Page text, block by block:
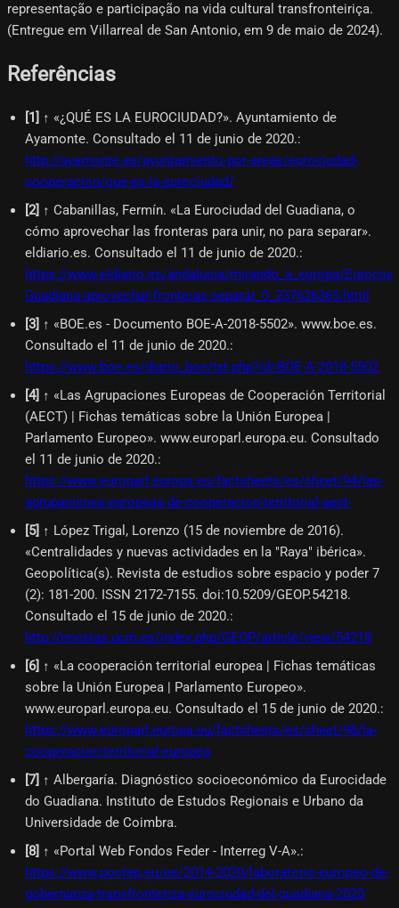
representação e participação na vida cultural transfronteiriça.
(Entregue em Villarreal de San Antonio, em 9 de maio de 2024).
Referências
[1] ↑ «¿QUÉ ES LA EUROCIUDAD?». Ayuntamiento de
Ayamonte. Consultado el 11 de junio de 2020.:
http://ayamonte.es/ayuntamiento-por-areas/eurociudad-
cooperacion/que-es-la-eurociudad/
[2] ↑ Cabanillas, Fermín. «La Eurociudad del Guadiana, o
cómo aprovechar las fronteras para unir, no para separar».
eldiario.es. Consultado el 11 de junio de 2020.:
https://www.eldiario.es/andalucia/mirando_a_europa/
Guadiana-aprovechar-fronteras-separar_0_237626365.html
[3] ↑ «BOE.es - Documento BOE-A-2018-5502». www.boe.es.
Consultado el 11 de junio de 2020.:
https://www.boe.es/diario_boe/txt.php?id=BOE-A-2018-5502
[4] ↑ «Las Agrupaciones Europeas de Cooperación Territorial
(AECT) | Fichas temáticas sobre la Unión Europea |
Parlamento Europeo». www.europarl.europa.eu. Consultado
el 11 de junio de 2020.:
https://www.europarl.europa.eu/factsheets/es/sheet/94/las-
agrupaciones-europeas-de-cooperacion-territorial-aect-
[5] ↑ López Trigal, Lorenzo (15 de noviembre de 2016).
«Centralidades y nuevas actividades en la "Raya" ibérica».
Geopolítica(s). Revista de estudios sobre espacio y poder 7
(2): 181-200. ISSN 2172-7155. doi:10.5209/GEOP.54218.
Consultado el 15 de junio de 2020.:
http://revistas.ucm.es/index.php/GEOP/article/view/54218
[6] ↑ «La cooperación territorial europea | Fichas temáticas
sobre la Unión Europea | Parlamento Europeo».
www.europarl.europa.eu. Consultado el 15 de junio de 2020.:
https://www.europarl.europa.eu/factsheets/es/sheet/98/la-
cooperacion-territorial-europea
[7] ↑ Albergaría. Diagnóstico socioeconómico da Eurocidade
do Guadiana. Instituto de Estudos Regionais e Urbano da
Universidade de Coimbra.
[8] ↑ «Portal Web Fondos Feder - Interreg V-A».:
https://www.poctep.eu/es/2014-2020/laboratorio-europeo-de-
gobernanza-transfronteriza-eurociudad-del-guadiana-2020